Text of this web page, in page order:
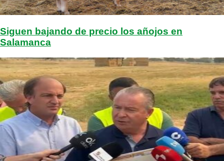
Siguen bajando de precio los añojos en
Salamanca